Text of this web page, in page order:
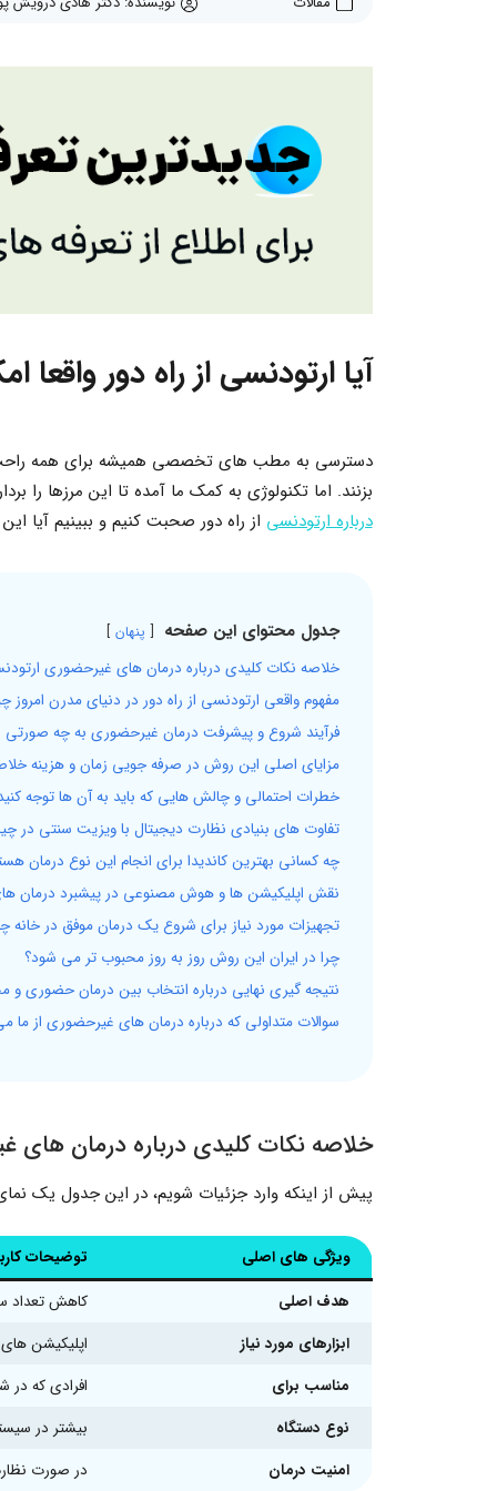
آیا ارتودنسی از راه دور واقعا
دسترسی به مطب های تخصصی همیشه برای همه راحت
بزنند. اما تکنولوژی به کمک ما آمده تا این مرزها را
درباره ارتودنسی از راه دور صحبت کنیم و ببینیم آیا
جدول محتوای این صفحه پنهان
خلاصه نکات کلیدی درباره درمان های غیرحضوری
مفهوم واقعی ارتودنسی از راه دور در دنیای مدرن
فرآیند شروع و پیشرفت درمان غیرحضوری به چه
مزایای اصلی این روش در صرفه جویی زمان و هزینه
خطرات احتمالی و چالش هایی که باید به آن ها توجه
تفاوت های بنیادی نظارت دیجیتال با ویزیت سنتی در
چه کسانی بهترین کاندیدا برای انجام این نوع درمان
نقش اپلیکیشن ها و هوش مصنوعی در پیشبرد درمان
تجهیزات مورد نیاز برای شروع یک درمان موفق در خانه
چرا در ایران این روش روز به روز محبوب تر می شود؟
نتیجه گیری نهایی درباره انتخاب بین درمان حضوری و
سوالات متداولی که درباره درمان های غیرحضوری از ما
خلاصه نکات کلیدی درباره درمان های
پیش از اینکه وارد جزئیات شویم، در این جدول یک
ویژگی های اصلی
توضیحات
هدف اصلی
کاهش تعداد
ابزارهای مورد نیاز
اپلیکیشن
مناسب برای
افرادی که در
نوع دستگاه
بیشتر در
امنیت درمان
در صورت